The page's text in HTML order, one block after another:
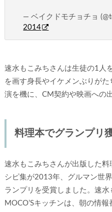
— ベイクドモチョチョ
2014
速水もこみちさんは生徒の1人
を画す身長やイケメンぶりが
演を機に、CM契約や映画への
料理本でグランプリ
速水もこみちさんが出版した料
シピ集が2013年、グルマン世
ランプリを受賞しました。速水
MOCO’Sキッチンは、朝の情